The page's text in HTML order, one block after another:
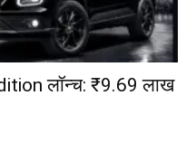
लॉन्च: ₹9.69 लाख